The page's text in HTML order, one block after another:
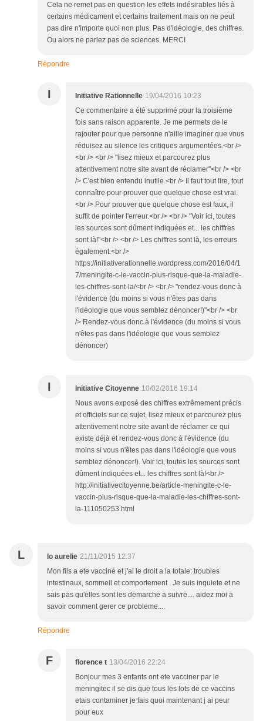
Cela ne remet pas en question les effets indésirables liés à
certains médicament et certains traitement mais on ne peut
pas dire n'importe quoi non plus. Pas d'idéologie, des chiffres.
Ou alors ne parlez pas de sciences. MERCI
Répondre
I Initiative Rationnelle 19/04/2016 10:23
Ce commentaire a été supprimé pour la troisième
fois sans raison apparente. Je me permets de le
rajouter pour que personne n'aille imaginer que vous
réduisez au silence les critiques argumentées.<br />
<br /> <br /> "lisez mieux et parcourez plus
attentivement notre site avant de réclamer"<br /> <br
/> C'est bien entendu inutile.<br /> Il faut tout lire, tout
connaître pour prouver que quelque chose est vrai.
<br /> Pour prouver que quelque chose est faux, il
suffit de pointer l'erreur.<br /> <br /> "Voir ici, toutes
les sources sont dûment indiquées et... les chiffres
sont là!"<br /> <br /> Les chiffres sont là, les erreurs
également:<br />
https://initiativerationnelle.wordpress.com/2016/04/1
7/meningite-c-le-vaccin-plus-risque-que-la-maladie-
les-chiffres-sont-la/<br /> <br /> "rendez-vous donc à
l'évidence (du moins si vous n'êtes pas dans
l'idéologie que vous semblez dénoncer!)"<br /> <br
/> Rendez-vous donc à l'évidence (du moins si vous
n'êtes pas dans l'idéologie que vous semblez
dénoncer)
I Initiative Citoyenne 10/02/2016 19:14
Nous avons exposé des chiffres extrêmement précis
et officiels sur ce sujet, lisez mieux et parcourez plus
attentivement notre site avant de réclamer ce qui
existe déjà et rendez-vous donc à l'évidence (du
moins si vous n'êtes pas dans l'idéologie que vous
semblez dénoncer!). Voir ici, toutes les sources sont
dûment indiquées et... les chiffres sont là!<br />
http://initiativecitoyenne.be/article-meningite-c-le-
vaccin-plus-risque-que-la-maladie-les-chiffres-sont-
la-111050253.html
L lo aurelie 21/11/2015 12:37
Mon fils a ete vacciné et j'ai le droit a la totale: troubles
intestinaux, sommeil et comportement . Je suis inquiete et ne
sais pas qu'elles sont les demarche a suivre.... aidez moi a
savoir comment gerer ce probleme....
Répondre
F florence t 13/04/2016 22:24
Bonjour mes 3 enfants ont ete vacciner par le
meningitec il se dis que tous les lots de ce vaccins
etais contaminer je fais quoi maintenant j ai peur
pour eux